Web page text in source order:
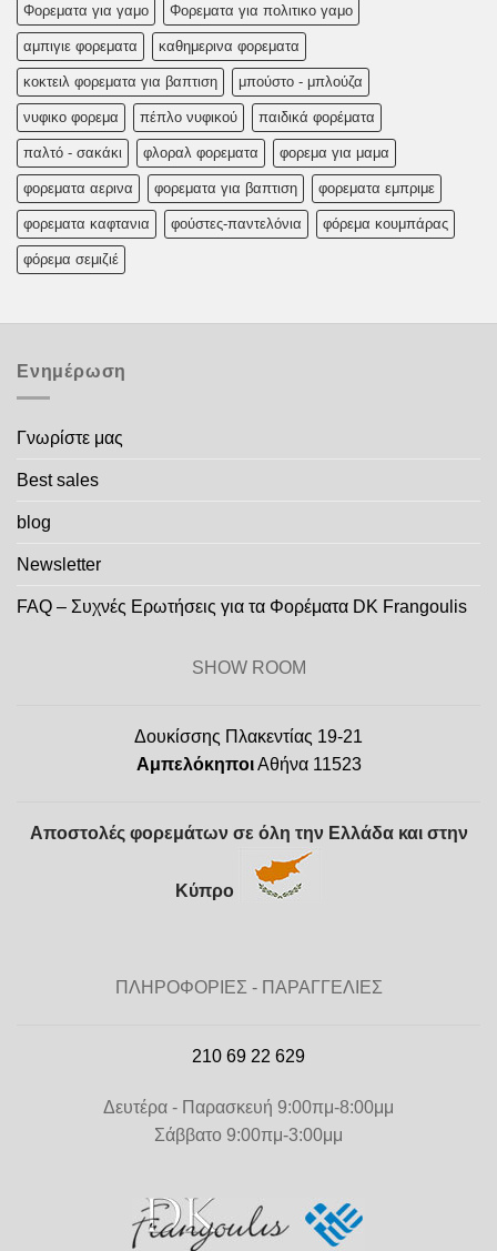
Φορεματα για γαμο Φορεματα για πολιτικο γαμο
αμπιγιε φορεματα καθημερινα φορεματα
κοκτειλ φορεματα για βαπτιση μπούστο - μπλούζα
νυφικο φορεμα πέπλο νυφικού παιδικά φορέματα
παλτό - σακάκι φλοραλ φορεματα φορεμα για μαμα
φορεματα αερινα φορεματα για βαπτιση φορεματα εμπριμε
φορεματα καφτανια φούστες-παντελόνια φόρεμα κουμπάρας
φόρεμα σεμιζιέ
Ενημέρωση
Γνωρίστε μας
Best sales
blog
Newsletter
FAQ – Συχνές Ερωτήσεις για τα Φορέματα DK Frangoulis
SHOW ROOM
Δουκίσσης Πλακεντίας 19-21
ΑμπελόκηποιΑθήνα 11523
Αποστολές φορεμάτων σε όλη την Ελλάδα και στην
Κύπρο
ΠΛΗΡΟΦΟΡΙΕΣ - ΠΑΡΑΓΓΕΛΙΕΣ
210 69 22 629
Δευτέρα - Παρασκευή 9:00πμ-8:00μμ
Σάββατο 9:00πμ-3:00μμ